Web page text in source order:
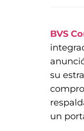
BVS
su
un